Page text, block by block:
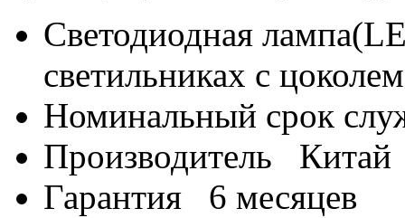
Светодиодная
светильниках с
Номинальный срок
Производитель Китай
Гарантия 6 месяцев